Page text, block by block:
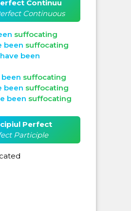
Continuu
Continuous
suffocating
been suffocating
have been
been suffocating
been suffocating
been suffocating
Perfect
Participle